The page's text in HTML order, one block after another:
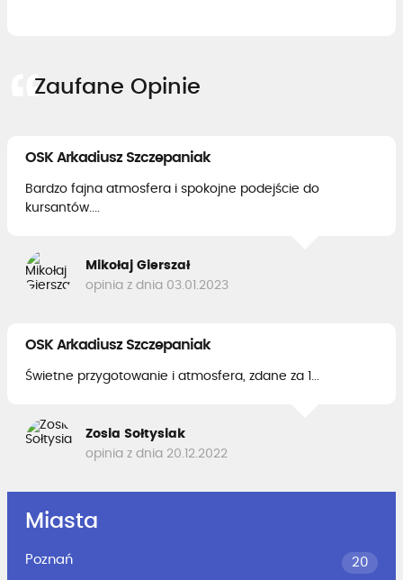
Zaufane Opinie
OSK Arkadiusz Szczepaniak
Bardzo fajna atmosfera i spokojne podejście do
kursantów....
Mikołaj Gierszał
opinia z dnia 03.01.2023
OSK Arkadiusz Szczepaniak
Świetne przygotowanie i atmosfera, zdane za 1...
Zosia Sołtysiak
opinia z dnia 20.12.2022
Miasta
Poznań
20